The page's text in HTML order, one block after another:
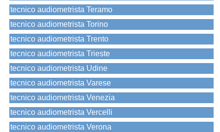
tecnico audiometrista Teramo
tecnico audiometrista Torino
tecnico audiometrista Trento
tecnico audiometrista Trieste
tecnico audiometrista Udine
tecnico audiometrista Varese
tecnico audiometrista Venezia
tecnico audiometrista Vercelli
tecnico audiometrista Verona